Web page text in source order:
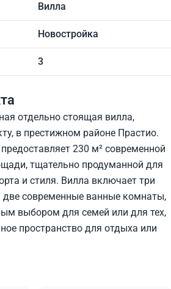
Вилла
Новостройка
3
отдельно стоящая вилла,
в престижном районе Прастио.
230 м² современной
тщательно продуманной для
и стиля. Вилла включает три
две современные ванные комнаты,
выбором для семей или для тех,
пространство для отдыха или